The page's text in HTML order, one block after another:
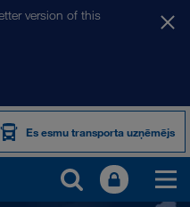
version of this
Es esmu transporta uzņēmējs